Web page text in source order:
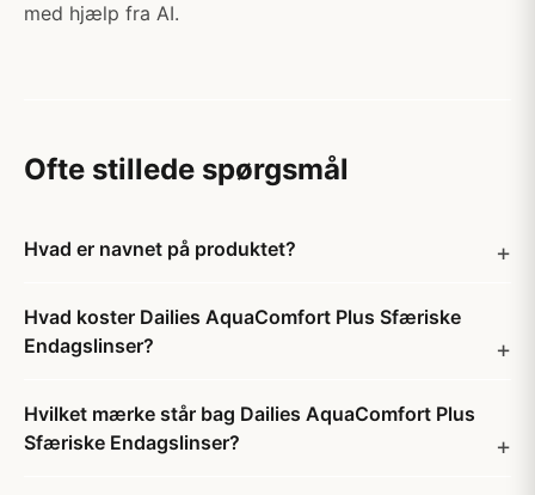
med hjælp fra AI.
Ofte stillede spørgsmål
Hvad er navnet på produktet?
Hvad koster Dailies AquaComfort Plus Sfæriske
Endagslinser?
Hvilket mærke står bag Dailies AquaComfort Plus
Sfæriske Endagslinser?